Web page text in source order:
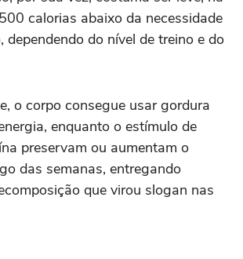
calorias abaixo da necessidade
dependendo do nível de treino e do
o corpo consegue usar gordura
enquanto o estímulo de
preservam ou aumentam o
das semanas, entregando
que virou slogan nas